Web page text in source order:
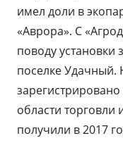
имел доли в
«Аврора». С
поводу
поселке
области торговли
получили в 2017